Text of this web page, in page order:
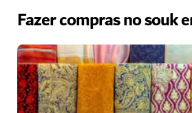
Fazer compras no souk